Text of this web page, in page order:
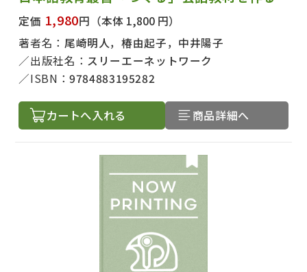
定価 1,980円 （本体 1,800 円）
著者名： 尾崎明人，椿由起子，中井陽子
出版社名： スリーエーネットワーク
ISBN：9784883195282
カートへ入れる 商品詳細へ